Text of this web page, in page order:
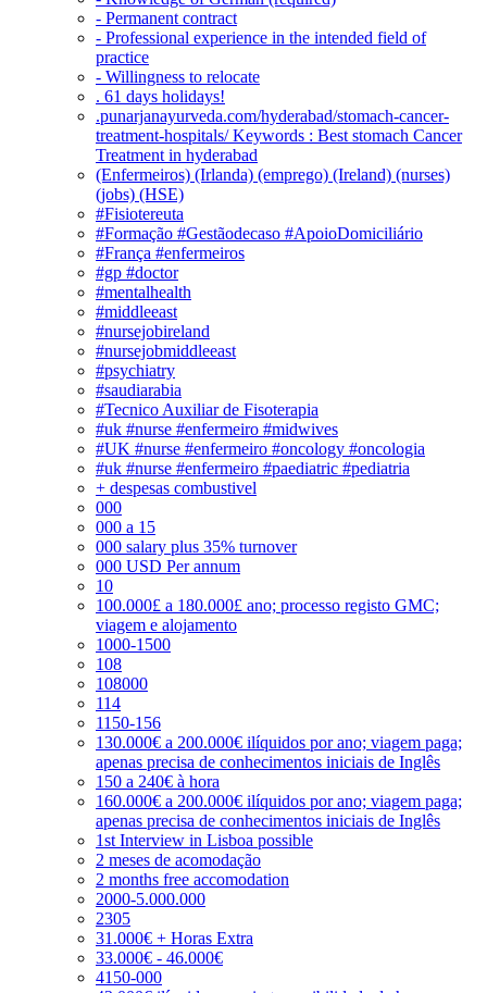
- Permanent contract
- Professional experience in the intended field of
practice
- Willingness to relocate
. 61 days holidays!
.punarjanayurveda.com/hyderabad/stomach-cancer-
treatment-hospitals/ Keywords : Best stomach Cancer
Treatment in hyderabad
(Enfermeiros) (Irlanda) (emprego) (Ireland) (nurses)
(jobs) (HSE)
#Fisiotereuta
#Formação #Gestãodecaso #ApoioDomiciliário
#França #enfermeiros
#gp #doctor
#mentalhealth
#middleeast
#nursejobireland
#nursejobmiddleeast
#psychiatry
#saudiarabia
#Tecnico Auxiliar de Fisoterapia
#uk #nurse #enfermeiro #midwives
#UK #nurse #enfermeiro #oncology #oncologia
#uk #nurse #enfermeiro #paediatric #pediatria
+ despesas combustivel
000
000 a 15
000 salary plus 35% turnover
000 USD Per annum
10
100.000£ a 180.000£ ano; processo registo GMC;
viagem e alojamento
1000-1500
108
108000
114
1150-156
130.000€ a 200.000€ ilíquidos por ano; viagem paga;
apenas precisa de conhecimentos iniciais de Inglês
150 a 240€ à hora
160.000€ a 200.000€ ilíquidos por ano; viagem paga;
apenas precisa de conhecimentos iniciais de Inglês
1st Interview in Lisboa possible
2 meses de acomodação
2 months free accomodation
2000-5.000.000
2305
31.000€ + Horas Extra
33.000€ - 46.000€
4150-000